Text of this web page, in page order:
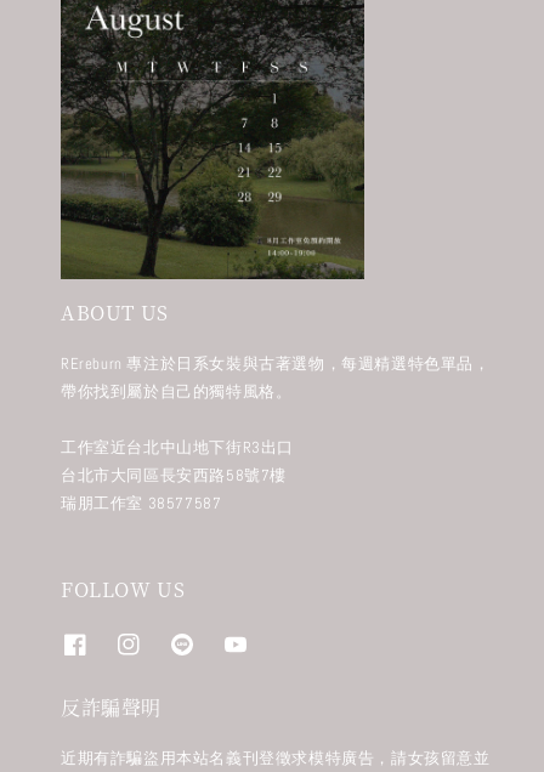
ABOUT US
REreburn 專注於日系女裝與古著選物，每週精選特色單品，
帶你找到屬於自己的獨特風格。
工作室近台北中山地下街R3出口
台北市大同區長安西路58號7樓
瑞朋工作室 38577587
FOLLOW US
反詐騙聲明
近期有詐騙盜用本站名義刊登徵求模特廣告，請女孩留意並